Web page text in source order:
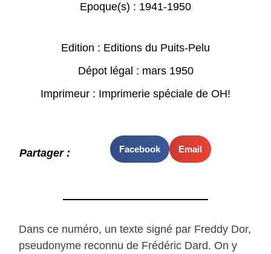
Epoque(s) : 1941-1950
Edition : Editions du Puits-Pelu
Dépot légal : mars 1950
Imprimeur : Imprimerie spéciale de OH!
Partager : Facebook Email
Dans ce numéro, un texte signé par Freddy Dor,
pseudonyme reconnu de Frédéric Dard. On y